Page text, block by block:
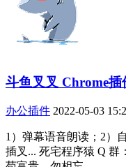
斗鱼叉叉 Chrome插
办公插件 2022-05-03
1）弹幕语音朗读；2）
插叉... 死宅程序猿 Q 群